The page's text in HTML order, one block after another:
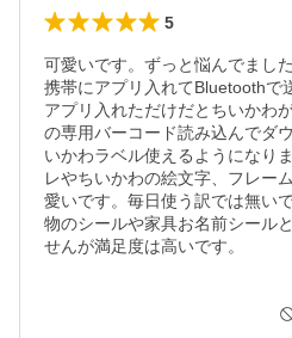
5
可愛いです。ずっと悩んでまし
携帯にアプリ入れてBluetoothで
アプリ入れただけだとちいかわ
の専用バーコード読み込んでダ
いかわラベル使えるようになり
レやちいかわの絵文字、フレー
愛いです。毎日使う訳では無い
物のシールや家具お名前シール
せんが満足度は高いです。